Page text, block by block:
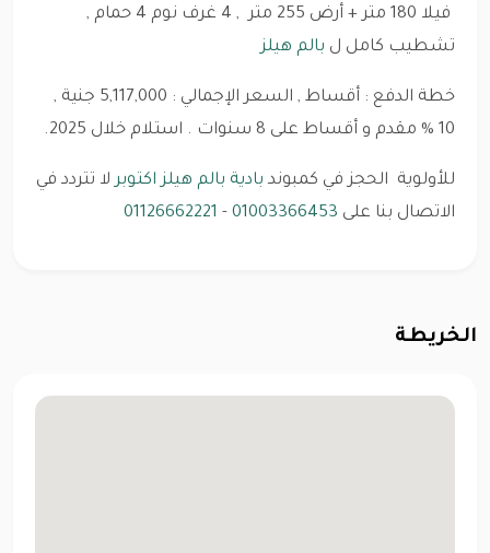
فيلا 180
متر + أرض 255 متر , 4 غرف نوم 4 حمام ,
تشطيب كامل ل بالم هيلز
خطة الدفع : أقساط , السعر الإجمالي : 5,117,000 جنية ,
10 % مقدم و أقساط على 8 سنوات . استلام خلال 2025.
للأولوية الحجز في كمبوند بادية بالم هيلز اكتوبرلا تتردد في
الاتصال بنا على 01003366453
-
01126662221
الخريطة